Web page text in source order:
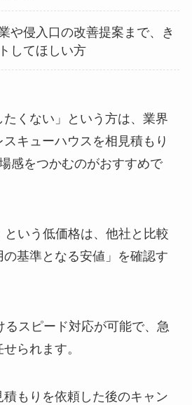
や侵入口の改善提案まで、き
してほしい方
たくない」という方は、業界
キューハウスを相見積もり
感をつかむのがおすすめで
という低価格は、他社と比較
基準となる安値」を確認す
るスピード対応が可能で、急
られます。
もりを依頼した後のキャン